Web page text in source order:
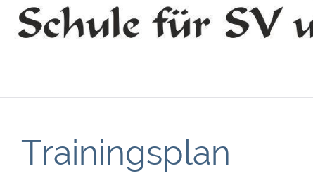
Trainingsplan